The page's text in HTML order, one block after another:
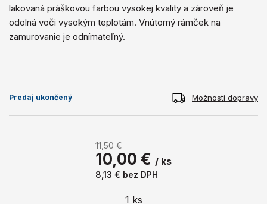
lakovaná práškovou farbou vysokej kvality a zároveň je
odolná voči vysokým teplotám. Vnútorný rámček na
zamurovanie je odnímateľný.
Predaj ukončený Možnosti dopravy
11,50 €
10,00 € / ks
8,13 € bez DPH
1 ks